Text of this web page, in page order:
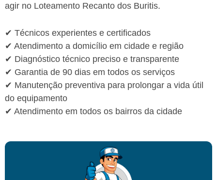
agir no Loteamento Recanto dos Buritis.
✔ Técnicos experientes e certificados
✔ Atendimento a domicílio em cidade e região
✔ Diagnóstico técnico preciso e transparente
✔ Garantia de 90 dias em todos os serviços
✔ Manutenção preventiva para prolongar a vida útil
do equipamento
✔ Atendimento em todos os bairros da cidade